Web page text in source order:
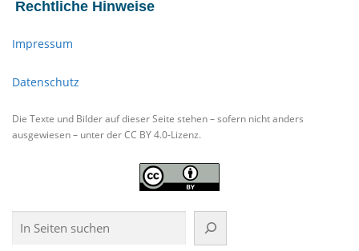
Rechtliche Hinweise
Impressum
Datenschutz
Die Texte und Bilder auf dieser Seite stehen – sofern nicht anders
ausgewiesen – unter der CC BY 4.0-Lizenz.